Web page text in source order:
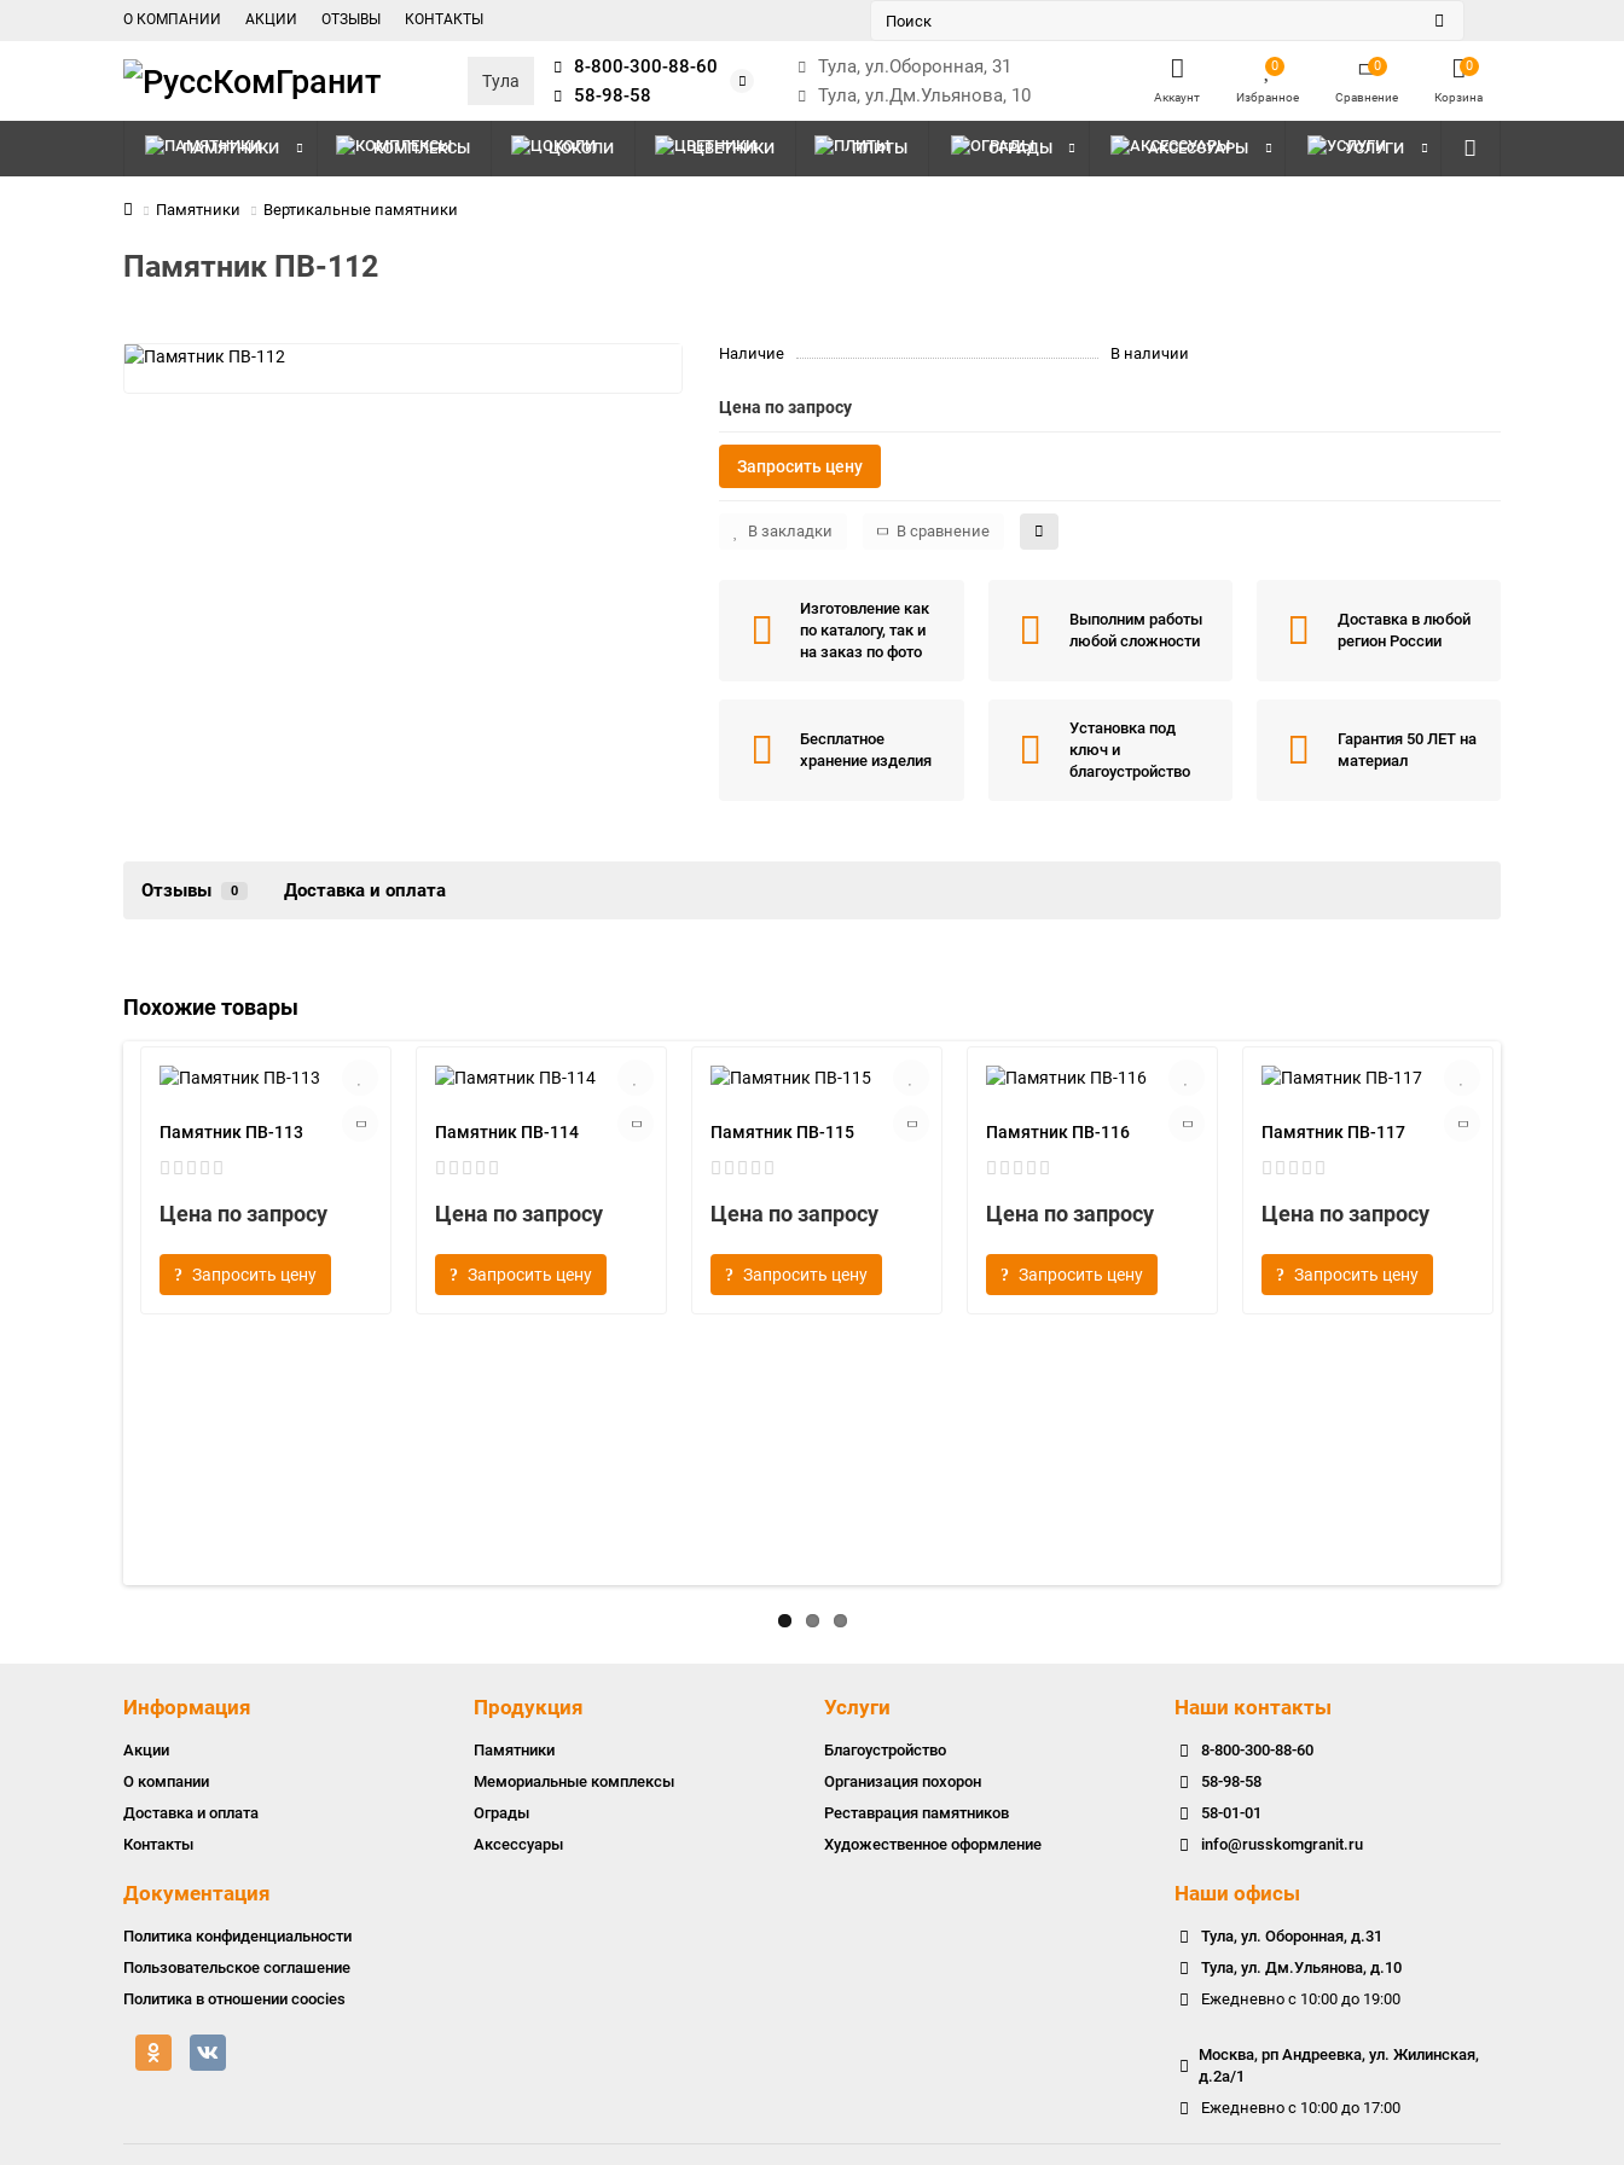
О КОМПАНИИ АКЦИИ ОТЗЫВЫ КОНТАКТЫ
Тула
8-800-300-88-60
58-98-58
Тула, ул.Оборонная, 31
Тула, ул.Дм.Ульянова, 10
Аккаунт
0
Избранное
0
Сравнение
0
Корзина
ПАМЯТНИКИ КОМПЛЕКСЫ ЦОКОЛИ ЦВЕТНИКИ ПЛИТЫ ОГРАДЫ АКСЕССУАРЫ УСЛУГИ
Памятники Вертикальные памятники
Памятник ПВ-112
Наличие В наличии
Цена по запросу
Запросить цену
В закладки В сравнение
Изготовление как
по каталогу, так и
на заказ по фото
Выполним работы
любой сложности
Доставка в любой
регион России
Бесплатное
хранение изделия
Установка под
ключ и
благоустройство
Гарантия 50 ЛЕТ на
материал
Отзывы 0 Доставка и оплата
Похожие товары
Памятник ПВ-113
Цена по запросу
Запросить цену
Памятник ПВ-114
Цена по запросу
Запросить цену
Памятник ПВ-115
Цена по запросу
Запросить цену
Памятник ПВ-116
Цена по запросу
Запросить цену
Памятник ПВ-117
Цена по запросу
Запросить цену
Информация
Акции
О компании
Доставка и оплата
Контакты
Документация
Политика конфиденциальности
Пользовательское соглашение
Политика в отношении coocies
Продукция
Памятники
Мемориальные комплексы
Ограды
Аксессуары
Услуги
Благоустройство
Организация похорон
Реставрация памятников
Художественное оформление
Наши контакты
8-800-300-88-60
58-98-58
58-01-01
info@russkomgranit.ru
Наши офисы
Тула, ул. Оборонная, д.31
Тула, ул. Дм.Ульянова, д.10
Ежедневно с 10:00 до 19:00
Москва, рп Андреевка, ул. Жилинская,
д.2а/1
Ежедневно с 10:00 до 17:00